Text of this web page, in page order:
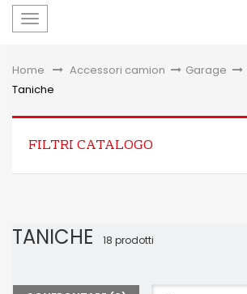
navigazione
Home &gt;Accessori camion > Garage >
Taniche
FILTRI CATALOGO
TANICHE 18 prodotti